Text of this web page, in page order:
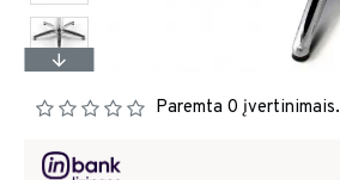
Paremta 0 įvertinimais.